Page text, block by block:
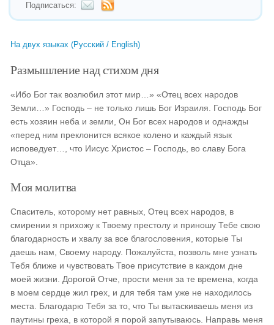
Подписаться:
На двух языках (Русский / English)
Размышление над стихом дня
«Ибо Бог так возлюбил этот мир…» «Отец всех народов
Земли…» Господь – не только лишь Бог Израиля. Господь Бог
есть хозяин неба и земли, Он Бог всех народов и однажды
«перед ним преклонится всякое колено и каждый язык
исповедует…, что Иисус Христос – Господь, во славу Бога
Отца».
Моя молитва
Спаситель, которому нет равных, Отец всех народов, в
смирении я прихожу к Твоему престолу и приношу Тебе свою
благодарность и хвалу за все благословения, которые Ты
даешь нам, Своему народу. Пожалуйста, позволь мне узнать
Тебя ближе и чувствовать Твое присутствие в каждом дне
моей жизни. Дорогой Отче, прости меня за те времена, когда
в моем сердце жил грех, и для тебя там уже не находилось
места. Благодарю Тебя за то, что Ты вытаскиваешь меня из
паутины греха, в которой я порой запутываюсь. Направь меня